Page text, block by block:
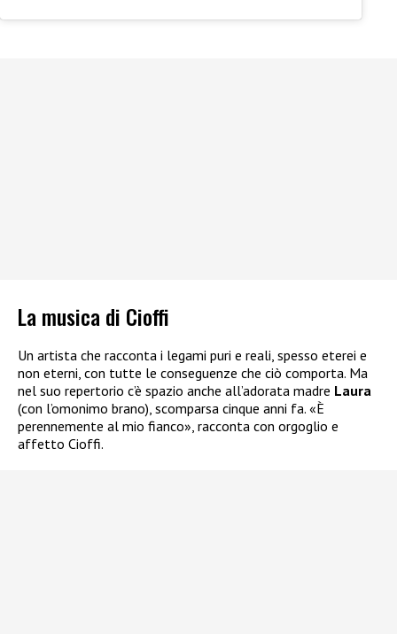
La musica di Cioffi
Un artista che racconta i legami puri e reali, spesso eterei e
non eterni, con tutte le conseguenze che ciò comporta. Ma
nel suo repertorio c’è spazio anche all’adorata madre Laura
(con l’omonimo brano), scomparsa cinque anni fa. «È
perennemente al mio fianco», racconta con orgoglio e
affetto Cioffi.